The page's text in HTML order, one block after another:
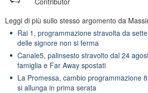
Leggi di più sullo stesso argomento da
Rai 1, programmazione stravolta da
delle signore non si ferma
Canale5, palinsesto stravolto dal 24
famiglia e Far Away spostati
La Promessa, cambio programmazione
si allunga in prima serata